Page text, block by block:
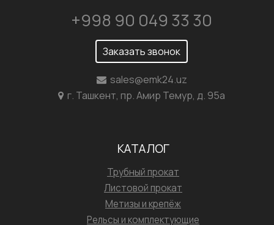
+998 90 049 33 30
Заказать звонок
sales@emk24.uz
г. Ташкент, пр. Амир Темур, д. 95а
КАТАЛОГ
Трубный прокат
Листовой прокат
Метизы и крепёж
Рельсы и комплектующие